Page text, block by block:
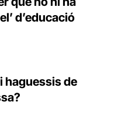
d’educació
haguessis de